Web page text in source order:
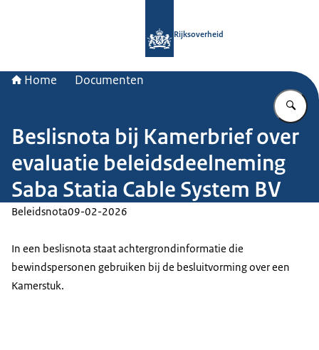
Rijksoverheid
Home Documenten
Beslisnota bij Kamerbrief over
evaluatie beleidsdeelneming
Saba Statia Cable System BV
Beleidsnota09-02-2026
In een beslisnota staat achtergrondinformatie die
bewindspersonen gebruiken bij de besluitvorming over een
Kamerstuk.